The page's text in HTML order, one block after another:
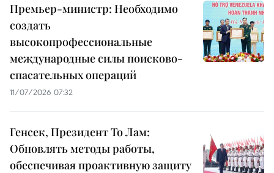
Премьер-министр: Необходимо
создать
высокопрофессиональные
международные силы поисково-
спасательных операций
11/07/2026 07:32
Генсек, Президент То Лам:
Обновлять методы работы,
обеспечивая проактивную защиту